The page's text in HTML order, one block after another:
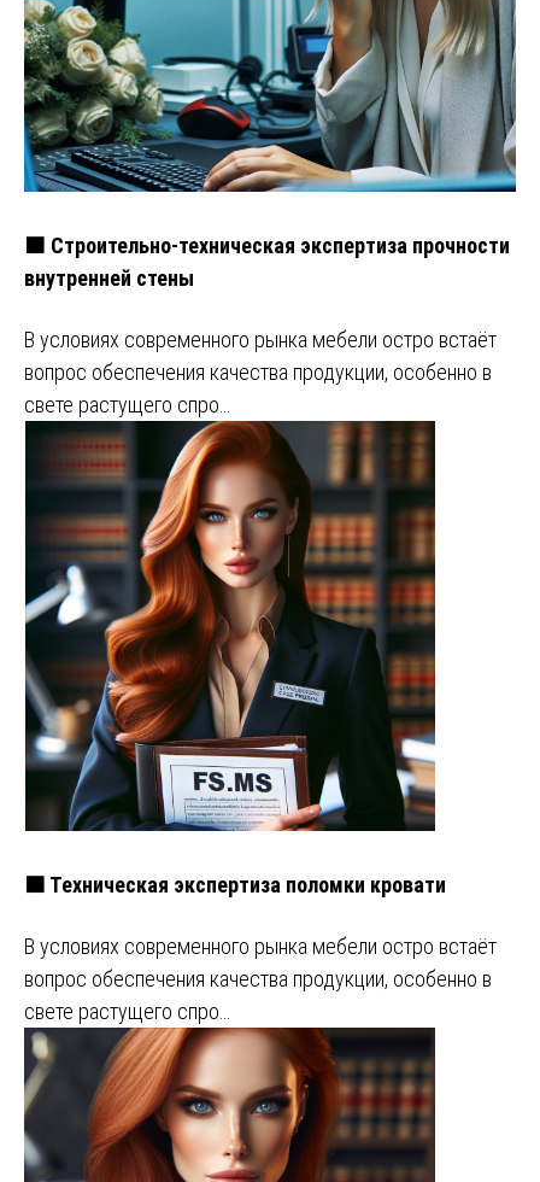
🟧 Строительно-техническая экспертиза прочности
внутренней стены
В условиях современного рынка мебели остро встаёт
вопрос обеспечения качества продукции, особенно в
свете растущего спро…
🟧 Техническая экспертиза поломки кровати
В условиях современного рынка мебели остро встаёт
вопрос обеспечения качества продукции, особенно в
свете растущего спро…